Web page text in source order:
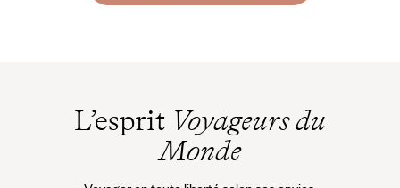
L’esprit Voyageurs du
Monde